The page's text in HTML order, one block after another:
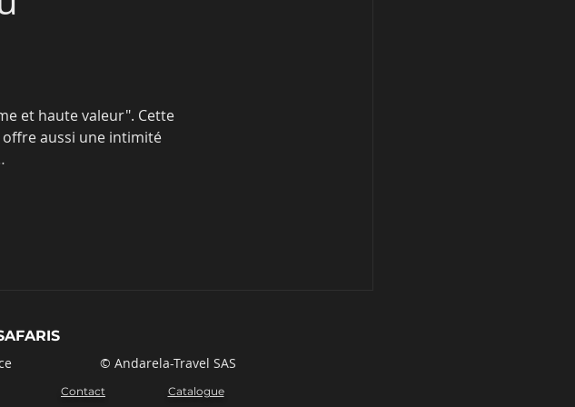
et haute valeur". Cette
aussi une intimité
© Andarela-Travel SAS
Contact Catalogue